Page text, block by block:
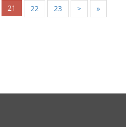
21 22 23 > »